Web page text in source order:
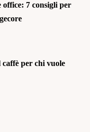
7 consigli per
per chi vuole